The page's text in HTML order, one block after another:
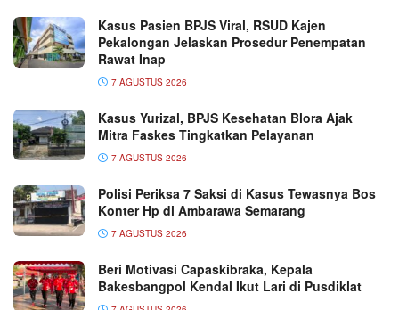
Kasus Pasien BPJS Viral, RSUD Kajen
Pekalongan Jelaskan Prosedur Penempatan
Rawat Inap
7 AGUSTUS 2026
Kasus Yurizal, BPJS Kesehatan Blora Ajak
Mitra Faskes Tingkatkan Pelayanan
7 AGUSTUS 2026
Polisi Periksa 7 Saksi di Kasus Tewasnya Bos
Konter Hp di Ambarawa Semarang
7 AGUSTUS 2026
Beri Motivasi Capaskibraka, Kepala
Bakesbangpol Kendal Ikut Lari di Pusdiklat